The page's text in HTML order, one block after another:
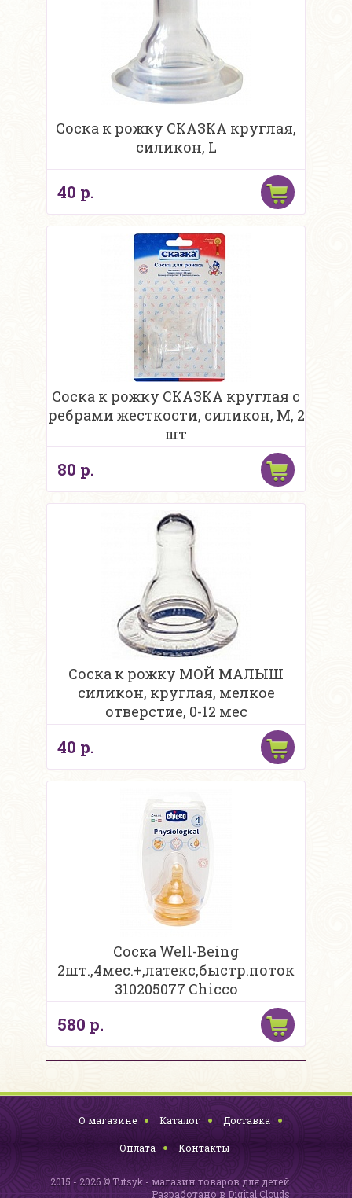
Соска к рожку СКАЗКА круглая,
силикон, L
40 р.
Соска к рожку СКАЗКА круглая с
ребрами жесткости, силикон, М, 2
шт
80 р.
Соска к рожку МОЙ МАЛЫШ
силикон, круглая, мелкое
отверстие, 0-12 мес
40 р.
Соска Well-Being
2шт.,4мес.+,латекс,быстр.поток
310205077 Chicco
580 р.
О магазине Каталог Доставка
Оплата Контакты
2015 - 2026 © Tutsyk - магазин товаров для детей
Разработано в Digital Clouds